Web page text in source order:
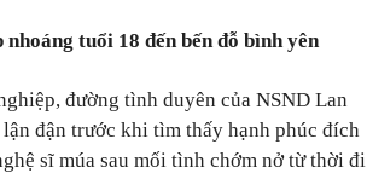
tuổi 18 đến bến đỗ bình yên
đường tình duyên của NSND Lan
đận trước khi tìm thấy hạnh phúc đích
sĩ múa sau mối tình chớm nở từ thời đi